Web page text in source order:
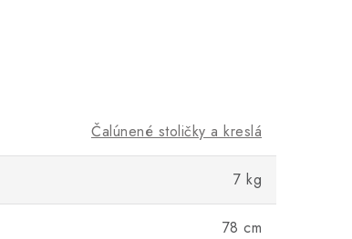
Čalúnené stoličky a kreslá
7 kg
78 cm